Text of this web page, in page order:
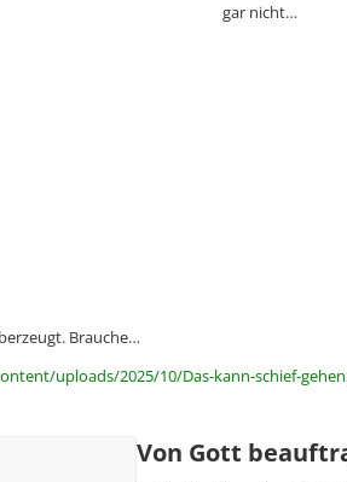
gar nicht…
Brauche…
uploads/2025/10/Das-kann-schief-
Von Gott